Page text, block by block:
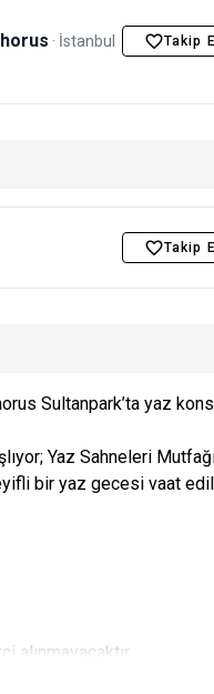
· İstanbul Takip
Takip
Sultanpark’ta yaz
Yaz Sahneleri
bir yaz gecesi vaat
alınmayacaktır.